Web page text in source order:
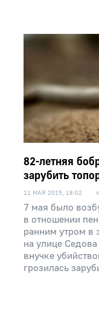
82-летняя
зарубить
11 МАЯ 2015, 18:02
7 мая было
в отношении
ранним утром в
на улице
внучке
грозилась